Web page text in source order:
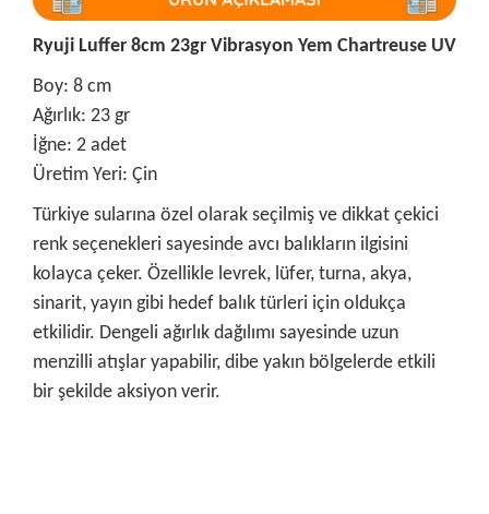
Ryuji Luffer 8cm 23gr Vibrasyon Yem Chartreuse UV
Boy: 8 cm
Ağırlık: 23 gr
İğne: 2 adet
Üretim Yeri: Çin
Türkiye sularına özel olarak seçilmiş ve dikkat çekici
renk seçenekleri sayesinde avcı balıkların ilgisini
kolayca çeker. Özellikle levrek, lüfer, turna, akya,
sinarit, yayın gibi hedef balık türleri için oldukça
etkilidir. Dengeli ağırlık dağılımı sayesinde uzun
menzilli atışlar yapabilir, dibe yakın bölgelerde etkili
bir şekilde aksiyon verir.